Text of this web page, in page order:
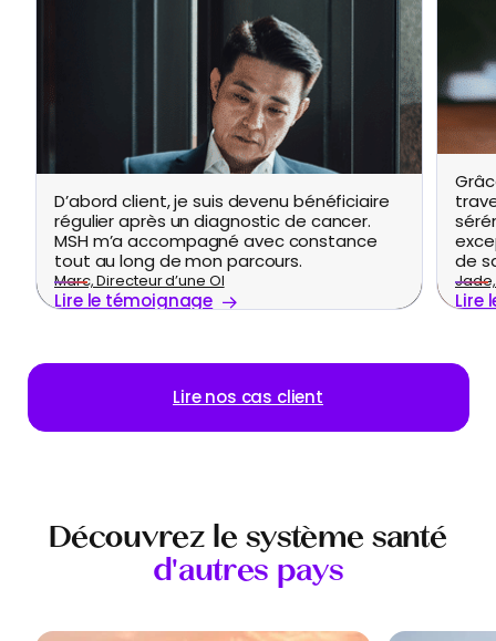
D’abord client, je suis devenu bénéficiaire
régulier après un diagnostic de cancer.
MSH m’a accompagné avec constance
tout au long de mon parcours.
Marc, Directeur d’une OI
Lire le témoignage
de
Lire
Lire nos cas client
Découvrez le système santé
d'autres pays